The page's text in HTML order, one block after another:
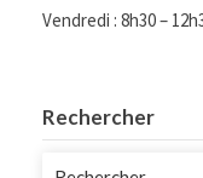
Vendredi : 8h30 –
Rechercher